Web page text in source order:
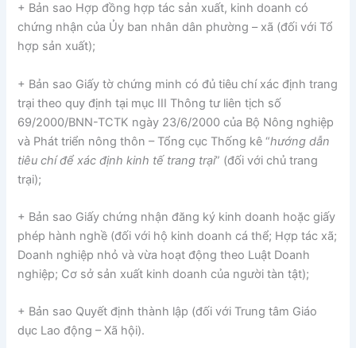
+ Bản sao Hợp đồng hợp tác sản xuất, kinh doanh có
chứng nhận của Ủy ban nhân dân phường – xã (đối với Tổ
hợp sản xuất);
+ Bản sao Giấy tờ chứng minh có đủ tiêu chí xác định trang
trại theo quy định tại mục III Thông tư liên tịch số
69/2000/BNN-TCTK ngày 23/6/2000 của Bộ Nông nghiệp
và Phát triển nông thôn – Tổng cục Thống kê “hướng dẫn
tiêu chí để xác định kinh tế trang trại” (đối với chủ trang
trại);
+ Bản sao Giấy chứng nhận đăng ký kinh doanh hoặc giấy
phép hành nghề (đối với hộ kinh doanh cá thể; Hợp tác xã;
Doanh nghiệp nhỏ và vừa hoạt động theo Luật Doanh
nghiệp; Cơ sở sản xuất kinh doanh của người tàn tật);
+ Bản sao Quyết định thành lập (đối với Trung tâm Giáo
dục Lao động – Xã hội).